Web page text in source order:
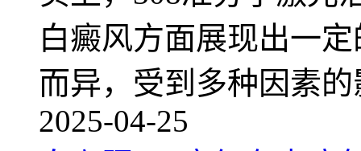
白癜风方面展现出一
而异，受到多种因素
2025-04-25